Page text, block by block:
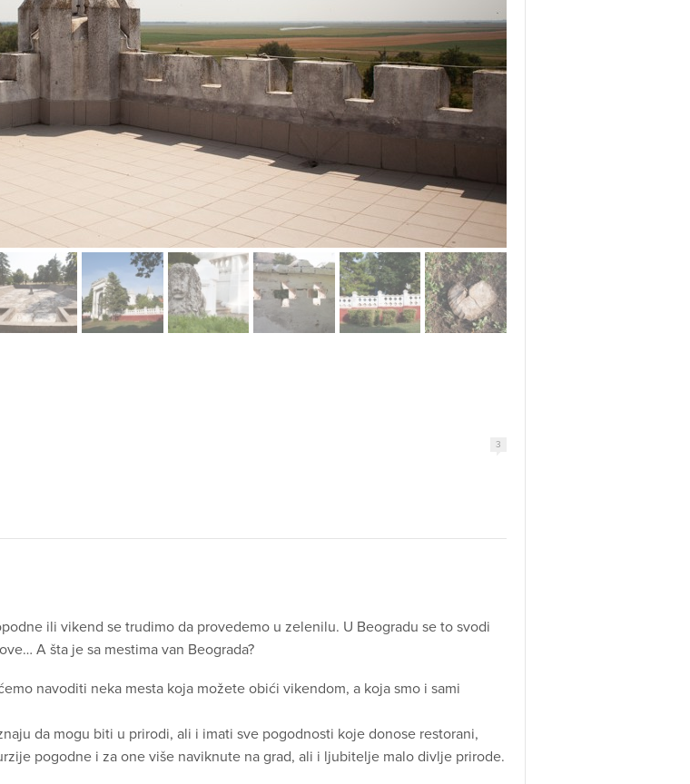
3
ili vikend se trudimo da provedemo u zelenilu. U Beogradu se to svodi
A šta je sa mestima van Beograda?
navoditi neka mesta koja možete obići vikendom, a koja smo i sami
da mogu biti u prirodi, ali i imati sve pogodnosti koje donose restorani,
pogodne i za one više naviknute na grad, ali i ljubitelje malo divlje prirode.